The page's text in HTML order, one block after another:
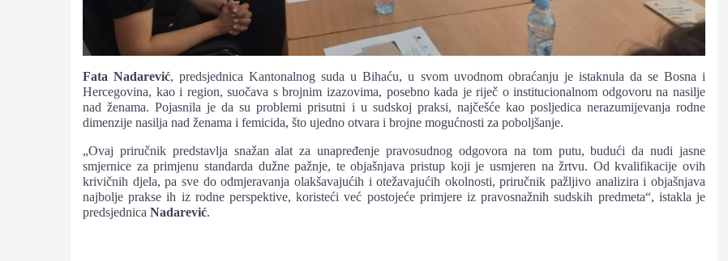
Fata Nadarević, predsjednica Kantonalnog suda u Bihaću, u svom uvodnom obraćanju je istaknula da se Bosna i
Hercegovina, kao i region, suočava s brojnim izazovima, posebno kada je riječ o institucionalnom odgovoru na nasilje
nad ženama. Pojasnila je da su problemi prisutni i u sudskoj praksi, najčešće kao posljedica nerazumijevanja rodne
dimenzije nasilja nad ženama i femicida, što ujedno otvara i brojne mogućnosti za poboljšanje.
„Ovaj priručnik predstavlja snažan alat za unapređenje pravosudnog odgovora na tom putu, budući da nudi jasne
smjernice za primjenu standarda dužne pažnje, te objašnjava pristup koji je usmjeren na žrtvu. Od kvalifikacije ovih
krivičnih djela, pa sve do odmjeravanja olakšavajućih i otežavajućih okolnosti, priručnik pažljivo analizira i objašnjava
najbolje prakse ih iz rodne perspektive, koristeći već postojeće primjere iz pravosnažnih sudskih predmeta“, istakla je
predsjednica Nadarević.